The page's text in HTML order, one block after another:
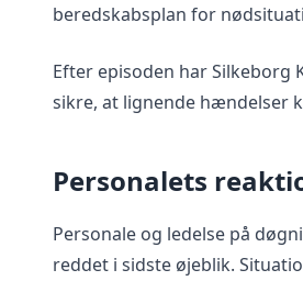
beredskabsplan for
Efter episoden har
sikre, at lignende hændelser
Personalets
Personale og ledelse på
reddet i sidste øjeblik.